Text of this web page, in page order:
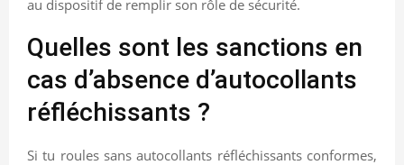
au dispositif de remplir son rôle de sécurité.
Quelles sont les sanctions en
cas d’absence d’autocollants
réfléchissants ?
Si tu roules sans autocollants réfléchissants conformes,